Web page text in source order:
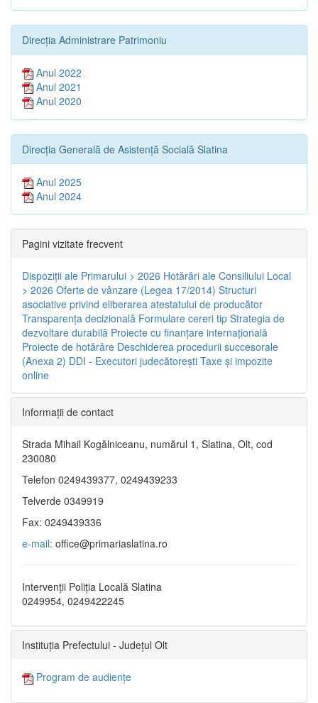
Direcția Administrare Patrimoniu
Anul 2022
Anul 2021
Anul 2020
Direcția Generală de Asistență Socială Slatina
Anul 2025
Anul 2024
Pagini vizitate frecvent
Dispoziţii ale Primarului > 2026 Hotărâri ale Consiliului Local
> 2026 Oferte de vânzare (Legea 17/2014) Structuri
asociative privind eliberarea atestatului de producător
Transparenţa decizională Formulare cereri tip Strategia de
dezvoltare durabilă Proiecte cu finanţare internaţională
Proiecte de hotărâre Deschiderea procedurii succesorale
(Anexa 2) DDI - Executori judecătorești Taxe şi impozite
online
Informaţii de contact
Strada Mihail Kogălniceanu, numărul 1, Slatina, Olt, cod
230080
Telefon 0249439377, 0249439233
Telverde 0349919
Fax: 0249439336
e-mail: office@primariaslatina.ro
Intervenții Poliția Locală Slatina
0249954, 0249422245
Instituția Prefectului - Județul Olt
Program de audiențe